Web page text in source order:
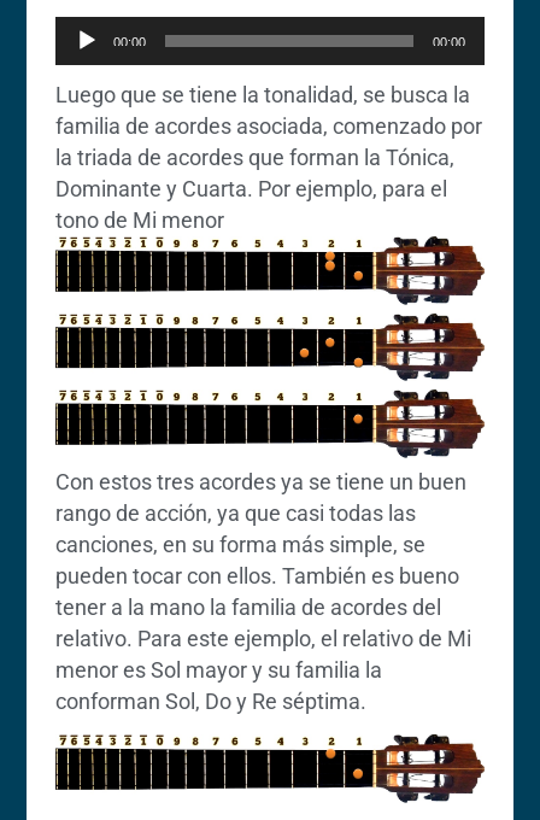
de
audio
00:00 00:00
Luego que se tiene la tonalidad, se busca la
familia de acordes asociada, comenzado por
la triada de acordes que forman la Tónica,
Dominante y Cuarta. Por ejemplo, para el
tono de Mi menor
Con estos tres acordes ya se tiene un buen
rango de acción, ya que casi todas las
canciones, en su forma más simple, se
pueden tocar con ellos. También es bueno
tener a la mano la familia de acordes del
relativo. Para este ejemplo, el relativo de Mi
menor es Sol mayor y su familia la
conforman Sol, Do y Re séptima.